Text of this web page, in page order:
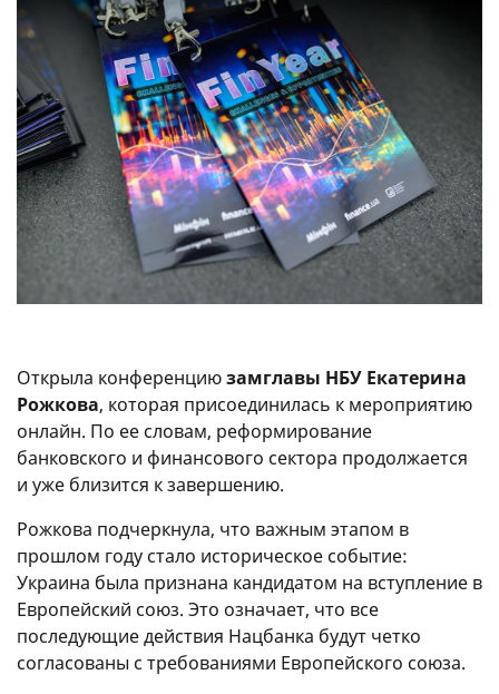
Открыла конференциюзамглавы НБУ Екатерина
Рожкова, которая присоединилась к мероприятию
онлайн. По ее словам, реформирование
банковского и финансового сектора продолжается
и уже близится к завершению.
Рожкова подчеркнула, что важным этапом в
прошлом году стало историческое событие:
Украина была признана кандидатом на вступление в
Европейский союз. Это означает, что все
последующие действия Нацбанка будут четко
согласованы с требованиями Европейского союза.